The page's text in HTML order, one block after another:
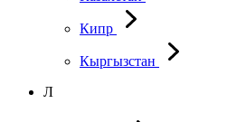
Кипр
Кыргызстан
Л